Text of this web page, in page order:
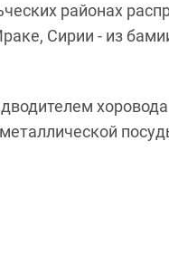
районах
Сирии - из